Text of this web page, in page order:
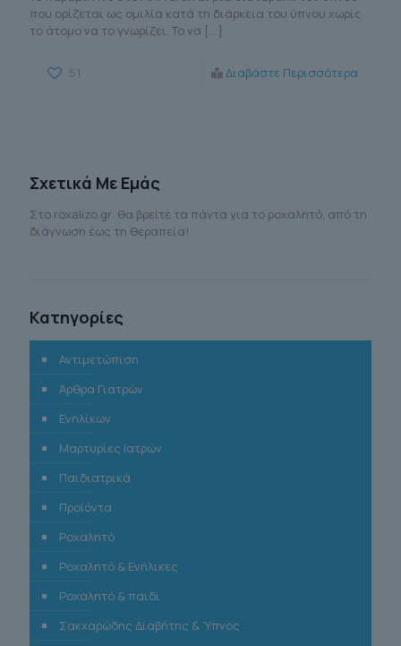
που ορίζεται ως ομιλία κατά τη διάρκεια του ύπνου χωρίς
το άτομο να το γνωρίζει. Το να […]
51 Διαβάστε Περισσότερα
Σχετικά Με Εμάς
Στο roxalizo.gr θα βρείτε τα πάντα για το ροχαλητό, από τη
διάγνωση έως τη θεραπεία!
Κατηγορίες
Αντιμετώπιση
Άρθρα Γιατρών
Ενηλίκων
Μαρτυρίες Ιατρών
Παιδιατρικά
Προϊόντα
Ροχαλητό
Ροχαλητό & Ενήλικες
Ροχαλητό & παιδί
Σακχαρώδης Διαβήτης & Ύπνος